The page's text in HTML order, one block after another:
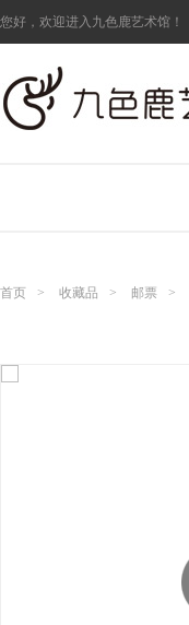
您好，欢迎进入九色鹿艺术馆！
首页 > 收藏品 > 邮票 >